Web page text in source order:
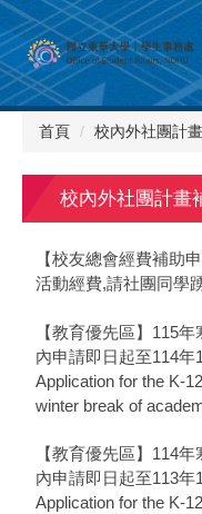
跳
到
主
要
內
首頁 校內外社團計
校內外社團計畫
【校友總會經費補助
活動經費,請社團同學
【教育優先區】115
內申請即日起至114年
Application for the K-
winter break of
【教育優先區】114
內申請即日起至113年
Application for the K-